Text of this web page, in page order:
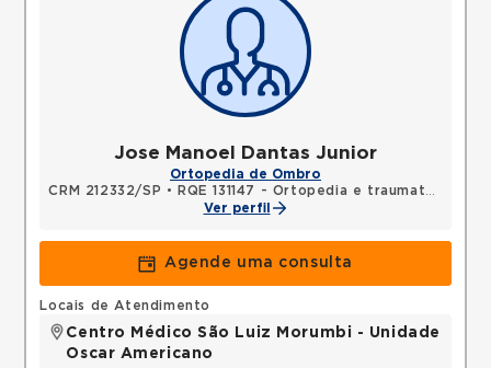
Jose Manoel Dantas Junior
Ortopedia de Ombro
CRM 212332/SP •
RQE 131147 - Ortopedia e traumatologia
Ver perfil
Agende uma consulta
Locais de Atendimento
Centro Médico São Luiz Morumbi - Unidade
Oscar Americano